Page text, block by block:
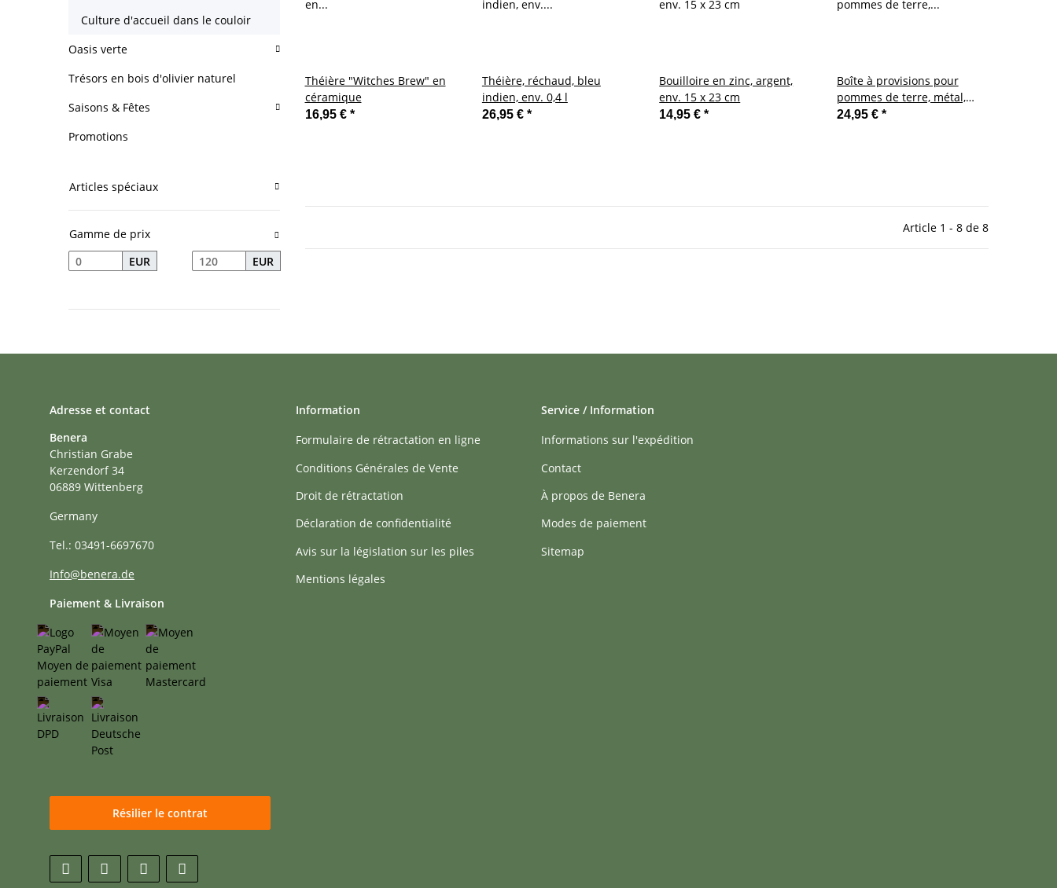
Théière "Witches Brew" en
céramique
16,95 € *
Théière, réchaud, bleu
indien, env. 0,4 l
26,95 € *
Bouilloire en zinc, argent,
env. 15 x 23 cm
14,95 €*
Boîte à provisions pour
pommes de terre, métal,
crème
24,95 € *
Article 1 - 8 de 8
Culture d'accueil dans le couloir
Oasis verte
Trésors en bois d'olivier naturel
Saisons & Fêtes
Promotions
Articles spéciaux
Gamme de prix
EUR
EUR
Adresse et contact
Benera
Christian Grabe
Kerzendorf 34
06889 Wittenberg
Germany
Tel.: 03491-6697670
Info@benera.de
Paiement & Livraison
Information
Formulaire de rétractation en ligne
Conditions Générales de Vente
Droit de rétractation
Déclaration de confidentialité
Avis sur la législation sur les piles
Mentions légales
Service / Information
Informations sur l'expédition
Contact
À propos de Benera
Modes de paiement
Sitemap
Résilier le contrat